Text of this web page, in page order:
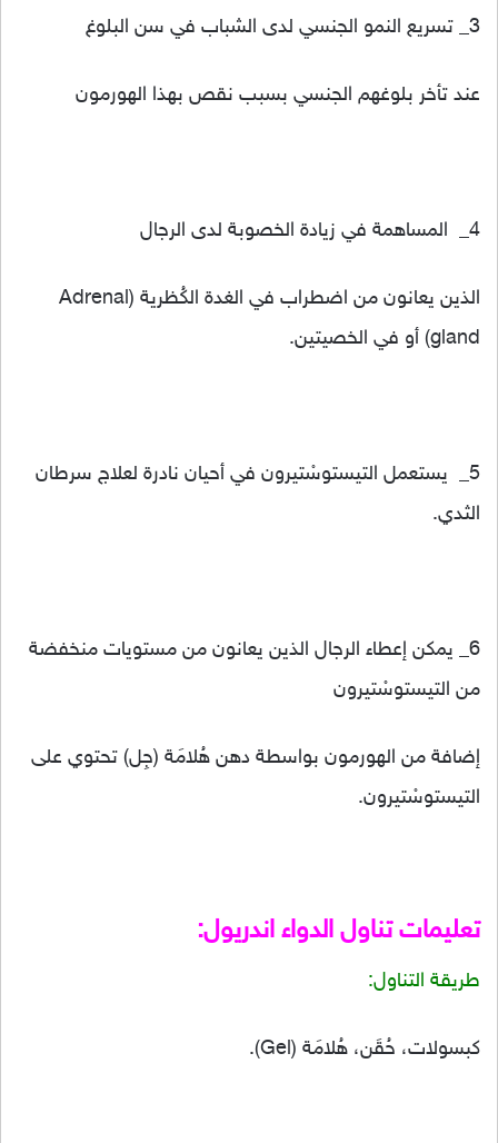
3_ تسريع النمو الجنسي لدى الشباب في سن البلوغ
عند تأخر بلوغهم الجنسي بسبب نقص بهذا الهورمون
4_ المساهمة في زيادة الخصوبة لدى الرجال
الذين يعانون من اضطراب في الغدة الكُظرية (Adrenal
gland) أو في الخصيتين.
5_ يستعمل التيستوسْتيرون في أحيان نادرة لعلاج سرطان
الثدي.
6_ يمكن إعطاء الرجال الذين يعانون من مستويات منخفضة
من التيستوسْتيرون
إضافة من الهورمون بواسطة دهن هُلامَة (جِل) تحتوي على
التيستوسْتيرون.
تعليمات تناول الدواء اندريول:
طريقة التناول:
كبسولات، حُقَن، هُلامَة (Gel).